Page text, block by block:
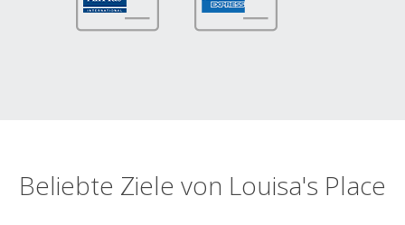
Beliebte Ziele von Louisa's Place